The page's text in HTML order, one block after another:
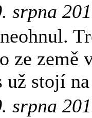
srpna
ze země
už stojí
srpna